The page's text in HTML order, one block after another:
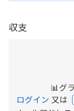
収支
📊グ
ログイン 又は